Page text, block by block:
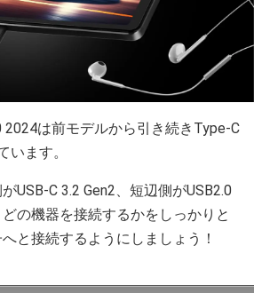
2024は前モデルから引き続きType-C
います。
USB-C 3.2 Gen2、短辺側がUSB2.0
の機器を接続するかをしっかりと
と接続するようにしましょう！